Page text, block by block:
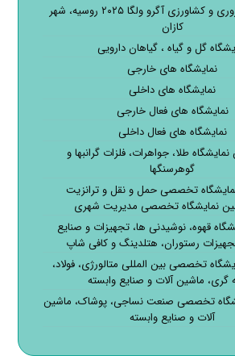
نمایشگاه دامپروری و کشاورزی آگرو ولگا ۲۰۲۵ روسیه، شهر
کازان
گل و گیاه ، گیاهان دارویی
نمایشگاه های خارجی
نمایشگاه های داخلی
نمایشگاه های فعال خارجی
نمایشگاه های فعال داخلی
طلا، جواهرات، فلزات گرانبها و
گوهرسنگها
تخصصی حمل و نقل و ترانزیت
نمایشگاه تخصصی مدیریت شهری
قهوه، نوشیدنی ها، تجهیزات و صنایع
رستوران، هتلدینگ و کافی شاپ
تخصصی بین المللی متالورژی، فولاد،
گری، ماشین آلات و صنایع وابسته
تخصصی صنعت نساجی، پوشاک، ماشین
آلات و صنایع وابسته